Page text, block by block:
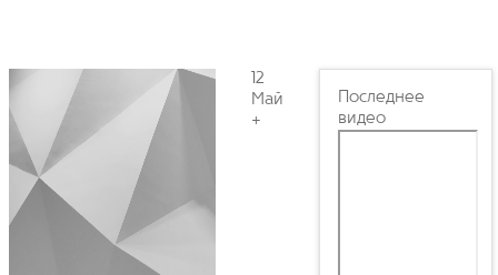
12
Май
+
Последнее
видео